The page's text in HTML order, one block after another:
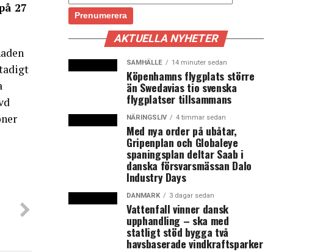
27
AKTUELLA NYHETER
SAMHÄLLE 14 minuter sedan
Köpenhamns flygplats större
än Swedavias tio svenska
flygplatser tillsammans
NÄRINGSLIV 4 timmar sedan
Med nya order på ubåtar,
Gripenplan och Globaleye
spaningsplan deltar Saab i
danska försvarsmässan Dalo
Industry Days
DANMARK 3 dagar sedan
Vattenfall vinner dansk
upphandling – ska med
statligt stöd bygga två
havsbaserade vindkraftsparker